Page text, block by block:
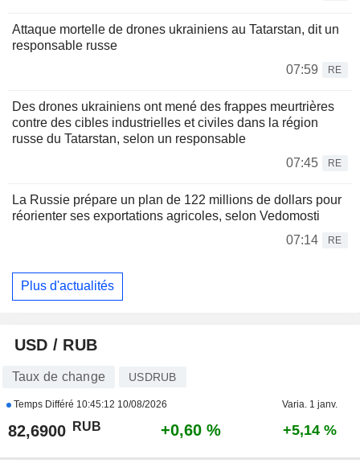
Attaque mortelle de drones ukrainiens au Tatarstan, dit un
responsable russe
07:59
RE
Des drones ukrainiens ont mené des frappes meurtrières
contre des cibles industrielles et civiles dans la région
russe du Tatarstan, selon un responsable
07:45
RE
La Russie prépare un plan de 122 millions de dollars pour
réorienter ses exportations agricoles, selon Vedomosti
07:14
RE
Plus d'actualités
USD / RUB
Taux de change USDRUB
Temps Différé 10:45:12 10/08/2026 Varia. 1 janv.
82,6900 RUB +0,60 % +5,14 %